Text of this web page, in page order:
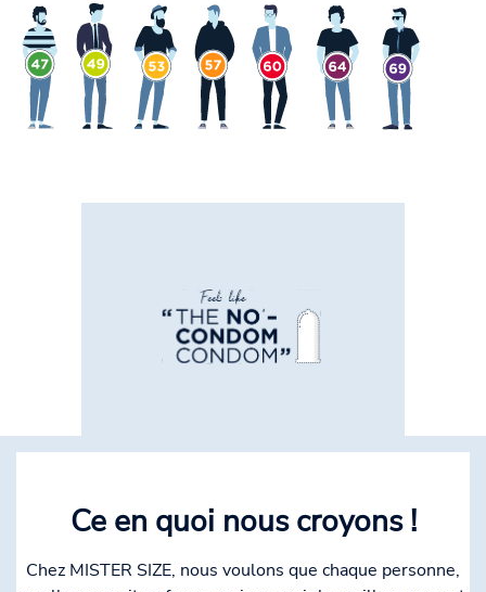
Ce en quoi nous croyons !
Chez MISTER SIZE, nous voulons que chaque personne,